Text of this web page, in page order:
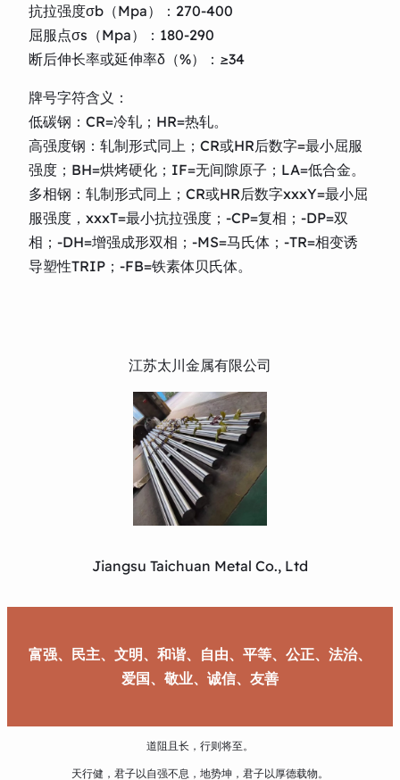
抗拉强度σb（Mpa）：270-400
屈服点σs（Mpa）：180-290
断后伸长率或延伸率δ（%）：≥34
牌号字符含义：
低碳钢：CR=冷轧；HR=热轧。
高强度钢：轧制形式同上；CR或HR后数字=最小屈服
强度；BH=烘烤硬化；IF=无间隙原子；LA=低合金。
多相钢：轧制形式同上；CR或HR后数字xxxY=最小屈
服强度，xxxT=最小抗拉强度；-CP=复相；-DP=双
相；-DH=增强成形双相；-MS=马氏体；-TR=相变诱
导塑性TRIP；-FB=铁素体贝氏体。
江苏太川金属有限公司
Jiangsu Taichuan Metal Co., Ltd
富强、民主、文明、和谐、自由、平等、公正、法治、
爱国、敬业、诚信、友善
道阻且长，行则将至。
天行健，君子以自强不息，地势坤，君子以厚德载物。